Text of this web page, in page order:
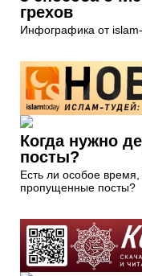
грехов
Инфографика от
Когда нужно
посты?
Есть ли особое время,
пропущенные посты?